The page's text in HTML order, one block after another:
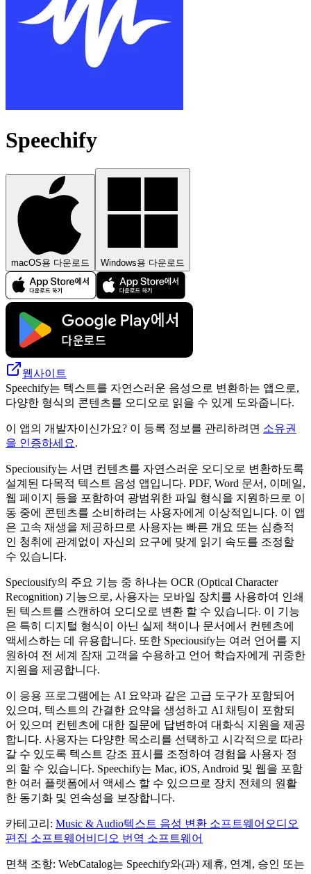
Speechify
macOS용 다운로드 Windows용 다운로드
웹사이트
Speechify는 텍스트를 자연스러운 음성으로 변환하는 앱으로,
다양한 형식의 콘텐츠를 오디오로 읽을 수 있게 도와줍니다.
이 앱의 개발자이신가요? 이 등록 정보를 관리하려면 소유권
을 인증하세요.
Speciousify는 서면 컨텐츠를 자연스러운 오디오로 변환하도록
설계된 다목적 텍스트 음성 앱입니다. PDF, Word 문서, 이메일,
웹 페이지 등을 포함하여 광범위한 파일 형식을 지원하므로 이
동 중에 콘텐츠를 소비하려는 사용자에게 이상적입니다. 이 앱
은 고속 재생을 제공하므로 사용자는 빠른 개요 또는 심층적
인 청취에 관계없이 자신의 요구에 맞게 읽기 속도를 조정할
수 있습니다.
Speciousify의 주요 기능 중 하나는 OCR (Optical Character
Recognition) 기능으로, 사용자는 모바일 장치를 사용하여 인쇄
된 텍스트를 스캔하여 오디오로 변환 할 수 있습니다. 이 기능
은 특히 디지털 형식이 아닌 실제 책이나 문서에서 컨텐츠에
액세스하는 데 유용합니다. 또한 Speciousify는 여러 언어를 지
원하여 전 세계 잠재 고객을 수용하고 언어 학습자에게 귀중한
지원을 제공합니다.
이 응용 프로그램에는 AI 요약과 같은 고급 도구가 포함되어
있으며, 텍스트의 간결한 요약을 생성하고 AI 채팅이 포함되
어 있으며 컨텐츠에 대한 질문에 답변하여 대화식 지원을 제공
합니다. 사용자는 다양한 목소리를 선택하고 시각적으로 따라
갈 수 있도록 텍스트 강조 표시를 조정하여 경험을 사용자 정
의 할 수 있습니다. Speechify는 Mac, iOS, Android 및 웹을 포함
한 여러 플랫폼에서 액세스 할 수 있으므로 장치 전체의 원활
한 동기화 및 연속성을 보장합니다.
카테고리 : Music & Audio텍스트 음성 변환 소프트웨어 오디오
편집 소프트웨어 비디오 번역 소프트웨어
면책 조항: WebCatalog는 Speechify와(과) 제휴, 연계, 승인 또는